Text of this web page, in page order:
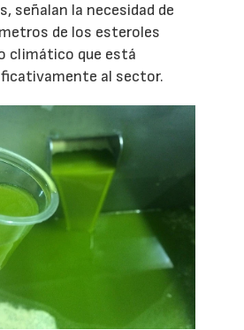
señalan la necesidad de
de los esteroles
climático que está
al sector.